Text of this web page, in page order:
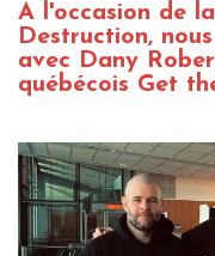
A l'occasion de
Destruction,
avec Dany
québécois Get